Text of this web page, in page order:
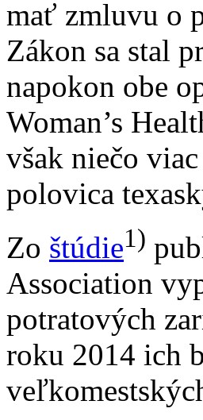
mať zmluvu o
Zákon sa stal
napokon obe
Woman’s
však niečo
polovica
Zo štúdie1)
Association
potratových
roku 2014 ich